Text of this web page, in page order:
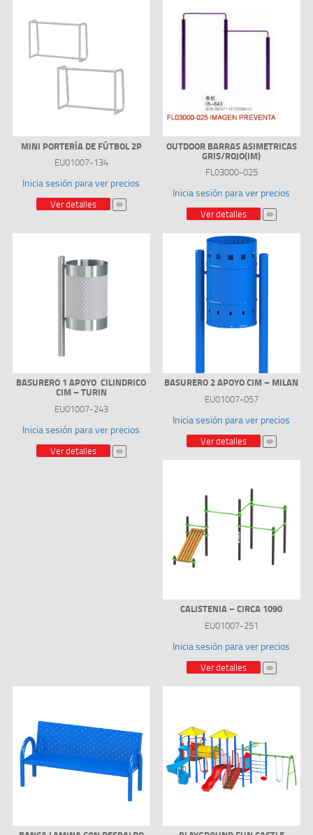
MINI PORTERÍA DE FÚTBOL 2P
EU01007-134
Inicia sesión para ver precios
Ver detalles
OUTDOOR BARRAS ASIMETRICAS
GRIS/ROJO(IM)
FL03000-025
Inicia sesión para ver precios
Ver detalles
BASURERO 1 APOYO CILINDRICO
CIM – TURIN
EU01007-243
Inicia sesión para ver precios
Ver detalles
BASURERO 2 APOYO CIM – MILAN
EU01007-057
Inicia sesión para ver precios
Ver detalles
CALISTENIA – CIRCA 1090
EU01007-251
Inicia sesión para ver precios
Ver detalles